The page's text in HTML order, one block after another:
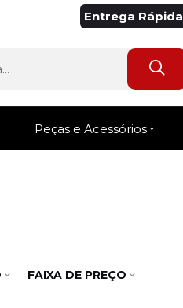
Entrega Rápida
Peças e Acessórios
FAIXA DE PREÇO